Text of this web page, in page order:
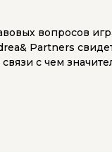
вопросов
Partners
с чем